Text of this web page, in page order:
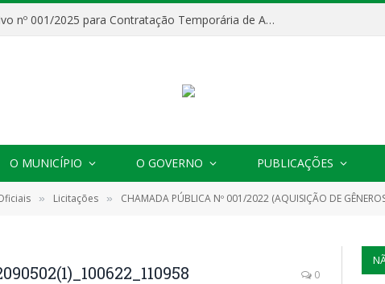
Processo Seletivo nº 001/2025 para Contratação Temporária de Agentes Comunitários de Saúde (ACS)
O MUNICÍPIO O GOVERNO PUBLICAÇÕES
» Licitações » CHAMADA PÚBLICA Nº 001/2022 (AQUISIÇÃO DE
0